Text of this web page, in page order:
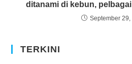
ditanami di kebun,
termasuk penyakit. Adakah
September 29,
TERKINI